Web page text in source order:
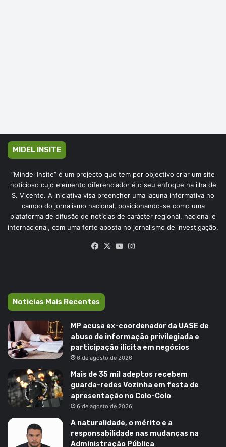
MIDEL INSITE
“Mindel Insite” é um projecto que tem por objectivo criar um site
noticioso cujo elemento diferenciador é o seu enfoque na ilha de
S. Vicente. A iniciativa visa preencher uma lacuna informativa no
campo do jornalismo nacional, posicionando-se como uma
plataforma de difusão de notícias de carácter regional, nacional e
internacional, com uma forte aposta no jornalismo de investigação.
Facebook
X YouTube
Noticias Mais Recentes
MP acusa ex-coordenador da UASE de
abuso de informação privilegiada e
participação ilícita em negócios
6 de agosto de 2026
Mais de 35 mil adeptos recebem
guarda-redes Vozinha em festa de
apresentação no Colo-Colo
6 de agosto de 2026
A naturalidade, o mérito e a
responsabilidade nas mudanças na
Administração Pública